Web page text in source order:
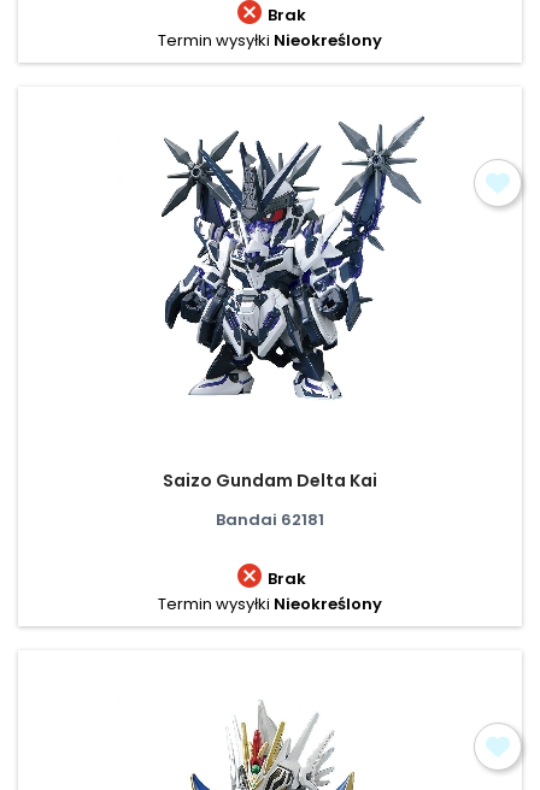
 Brak
Termin wysyłki Nieokreślony
Saizo Gundam Delta Kai
Bandai 62181
 Brak
Termin wysyłki Nieokreślony